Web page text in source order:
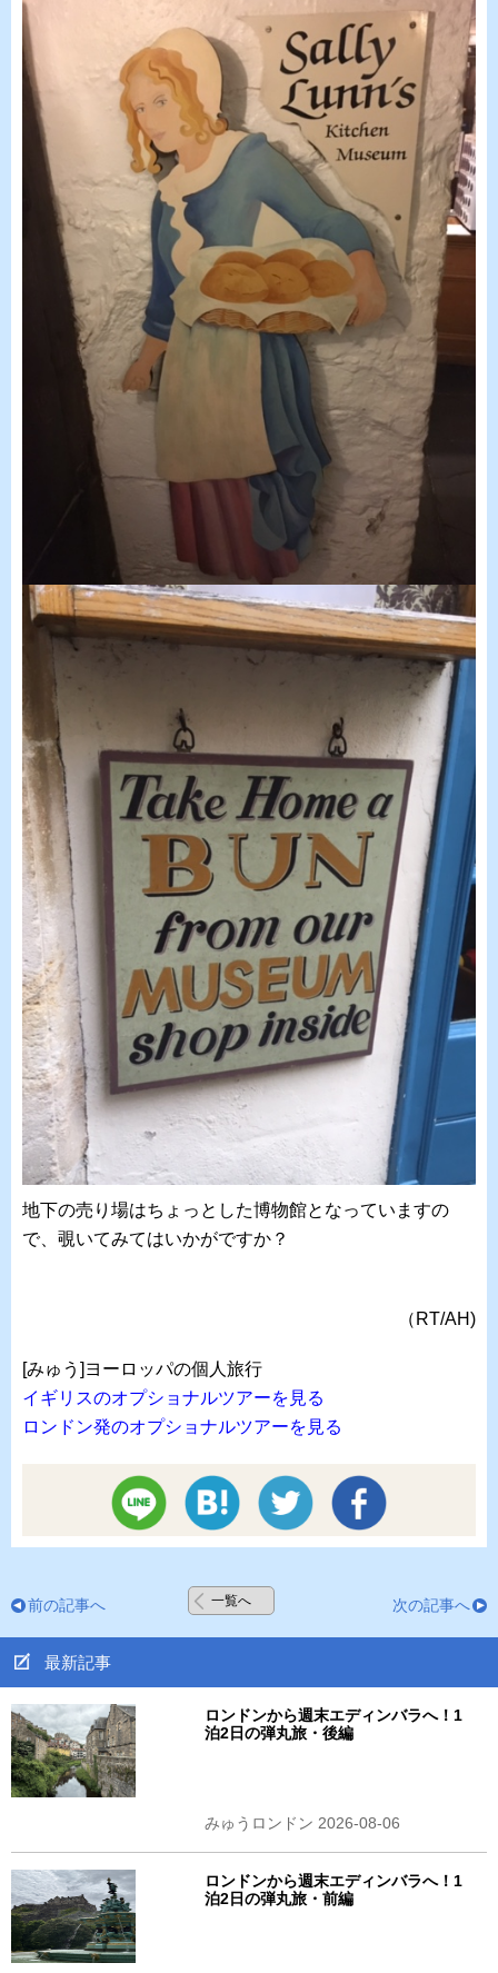
地下の売り場はちょっとした博物館となっていますの
で、覗いてみてはいかがですか？
（RT/AH)
[みゅう]ヨーロッパの個人旅行
イギリスのオプショナルツアーを見る
ロンドン発のオプショナルツアーを見る
前の記事へ 一覧へ 次の記事へ
最新記事
ロンドンから週末エディンバラへ！1
泊2日の弾丸旅・後編
みゅうロンドン 2026-08-06
ロンドンから週末エディンバラへ！1
泊2日の弾丸旅・前編